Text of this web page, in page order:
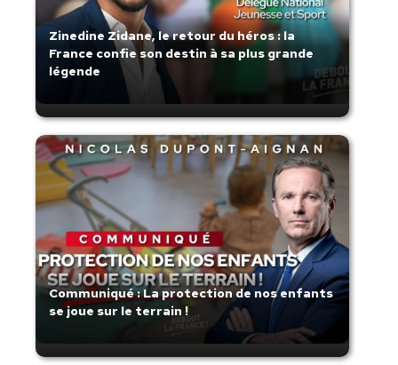
Zinedine Zidane, le retour du héros : la
France confie son destin à sa plus grande
légende
Communiqué : La protection de nos enfants
se joue sur le terrain !